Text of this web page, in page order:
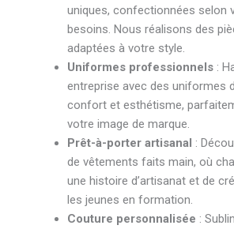
uniques, confectionnées selon
besoins. Nous réalisons des
adaptées à votre style.
Uniformes professionnels :
entreprise avec des uniformes
confort et esthétisme,
votre image de marque.
Prêt-à-porter artisanal :
de vêtements faits main, où
une histoire d’artisanat et de
les jeunes en formation.
Couture personnalisée :